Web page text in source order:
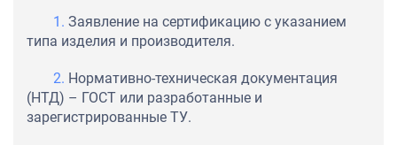
Заявление на сертификацию с указанием
типа изделия и производителя.
Нормативно-техническая документация
(НТД) – ГОСТ или разработанные и
зарегистрированные ТУ.